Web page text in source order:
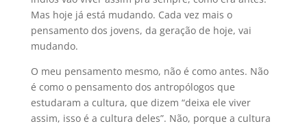
Mas hoje já está mudando. Cada vez mais o
pensamento dos jovens, da geração de hoje, vai
mudando.
O meu pensamento mesmo, não é como antes. Não
é como o pensamento dos antropólogos que
estudaram a cultura, que dizem “deixa ele viver
assim, isso é a cultura deles”. Não, porque a cultura